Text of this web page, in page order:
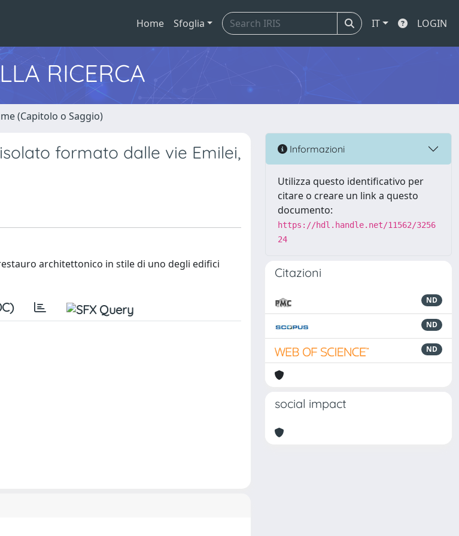
Home Sfoglia IT LOGIN
RICERCA
(Capitolo o Saggio)
formato dalle vie Emilei,
architettonico in stile di uno degli edifici
Informazioni
Utilizza questo identificativo per
citare o creare un link a questo
documento:
https://hdl.handle.net/11562/3256
24
Citazioni
ND
ND
ND
social impact